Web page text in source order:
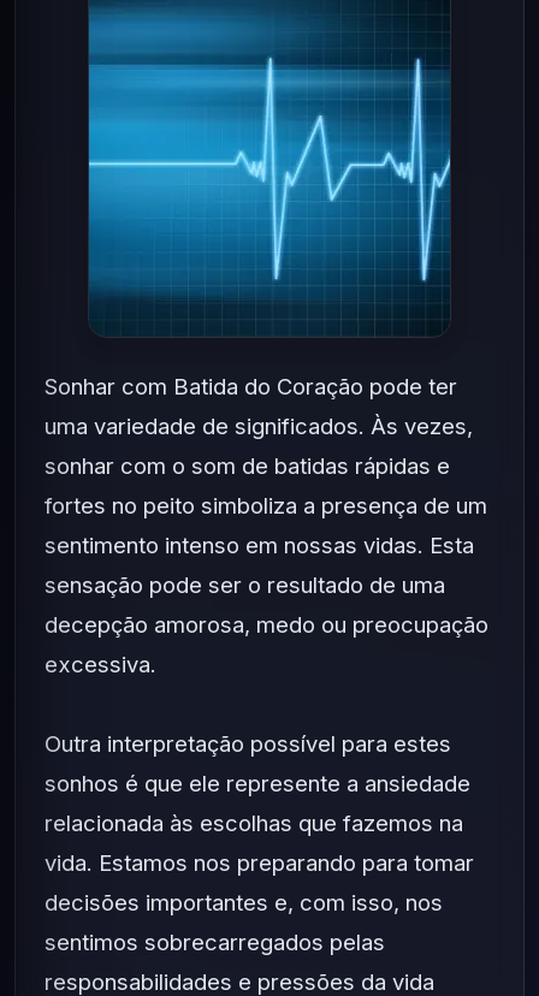
Sonhar com Batida do Coração pode ter
uma variedade de significados. Às vezes,
sonhar com o som de batidas rápidas e
fortes no peito simboliza a presença de um
sentimento intenso em nossas vidas. Esta
sensação pode ser o resultado de uma
decepção amorosa, medo ou preocupação
excessiva.
Outra interpretação possível para estes
sonhos é que ele represente a ansiedade
relacionada às escolhas que fazemos na
vida. Estamos nos preparando para tomar
decisões importantes e, com isso, nos
sentimos sobrecarregados pelas
responsabilidades e pressões da vida